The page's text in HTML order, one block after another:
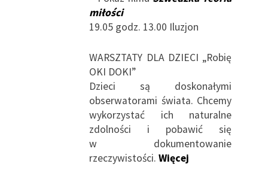
miłości
19.05 godz. 13.00 Iluzjon
WARSZTATY DLA DZIECI „Robię
OKI DOKI”
Dzieci są doskonałymi
obserwatorami świata. Chcemy
wykorzystać ich naturalne
zdolności i pobawić się
w dokumentowanie
rzeczywistości.Więcej